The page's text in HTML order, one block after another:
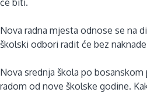
Nova radna mjesta odnose se na
školski odbori radit će bez
Nova srednja škola po
radom od nove školske godine.